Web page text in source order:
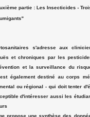
partie : Les Insecticides -
s'adresse aux
et chroniques par les
et la surveillance du
également destiné au corps
ou régional - qui doit tenter
d'intéresser aussi les
propose une synthèse des